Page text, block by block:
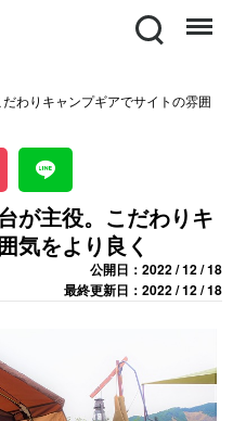
Search Menu
わりキャンプギアでサイトの雰囲
が主役。こだわりキ
気をより良く
公開日：2022 / 12 / 18
最終更新日：2022 / 12 / 18